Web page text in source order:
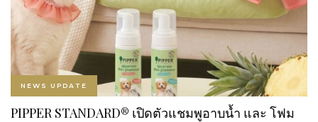
NEWS UPDATE
PIPPER STANDARD® เปิดตัวแชมพูอาบน้ำ และ โฟม